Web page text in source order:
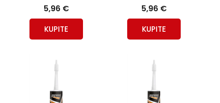
5,96 €
KUPITE
5,96 €
KUPITE